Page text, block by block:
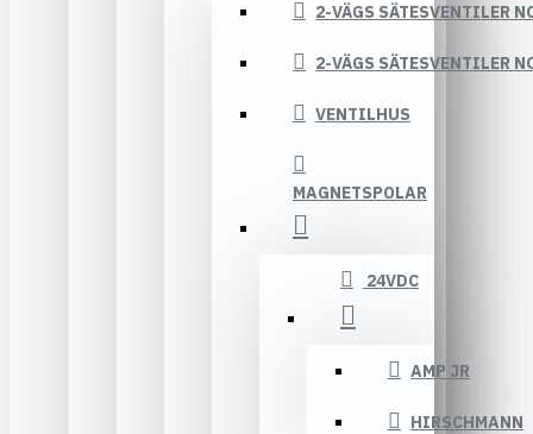
2-VÄGS SÄTESVENTILER
2-VÄGS SÄTESVENTILER
VENTILHUS
MAGNETSPOLAR
24VDC
AMP JR
HIRSCHMANN